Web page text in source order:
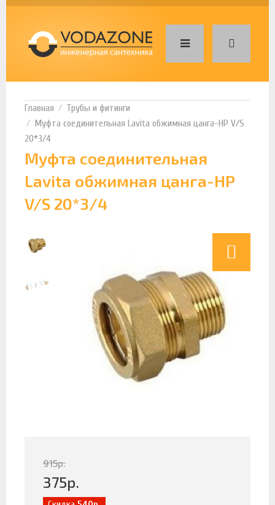
Трубы и фитинги
Муфта соединительная Lavita обжимная цанга-НР V/S
20*3/4
Муфта соединительная
Lavita обжимная цанга-НР
V/S 20*3/4
915р.
375р.